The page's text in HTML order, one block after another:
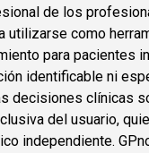
de los
utilizarse como
para pacientes
identificable ni
decisiones clínicas
del usuario,
independiente.